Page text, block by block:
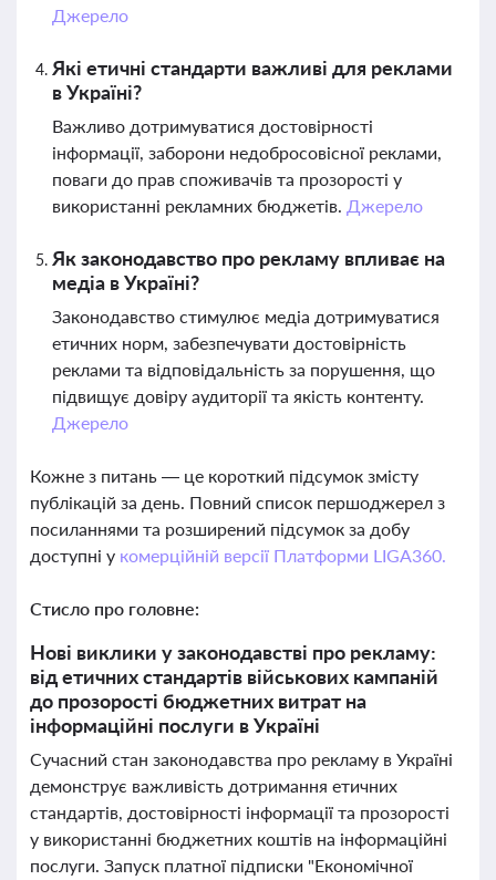
Джерело
Які етичні стандарти важливі для реклами
в Україні?
Важливо дотримуватися достовірності
інформації, заборони недобросовісної реклами,
поваги до прав споживачів та прозорості у
використанні рекламних бюджетів. Джерело
Як законодавство про рекламу впливає на
медіа в Україні?
Законодавство стимулює медіа дотримуватися
етичних норм, забезпечувати достовірність
реклами та відповідальність за порушення, що
підвищує довіру аудиторії та якість контенту.
Джерело
Кожне з питань — це короткий підсумок змісту
публікацій за день. Повний список першоджерел з
посиланнями та розширений підсумок за добу
доступні у комерційній версії Платформи LIGA360.
Стисло про головне:
Нові виклики у законодавстві про рекламу:
від етичних стандартів військових кампаній
до прозорості бюджетних витрат на
інформаційні послуги в Україні
Сучасний стан законодавства про рекламу в Україні
демонструє важливість дотримання етичних
стандартів, достовірності інформації та прозорості
у використанні бюджетних коштів на інформаційні
послуги. Запуск платної підписки "Економічної